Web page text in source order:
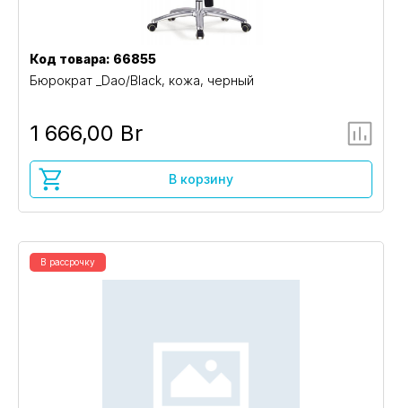
Код товара: 66855
Бюрократ _Dao/Black, кожа, черный
1 666,00 Br
В корзину
В рассрочку